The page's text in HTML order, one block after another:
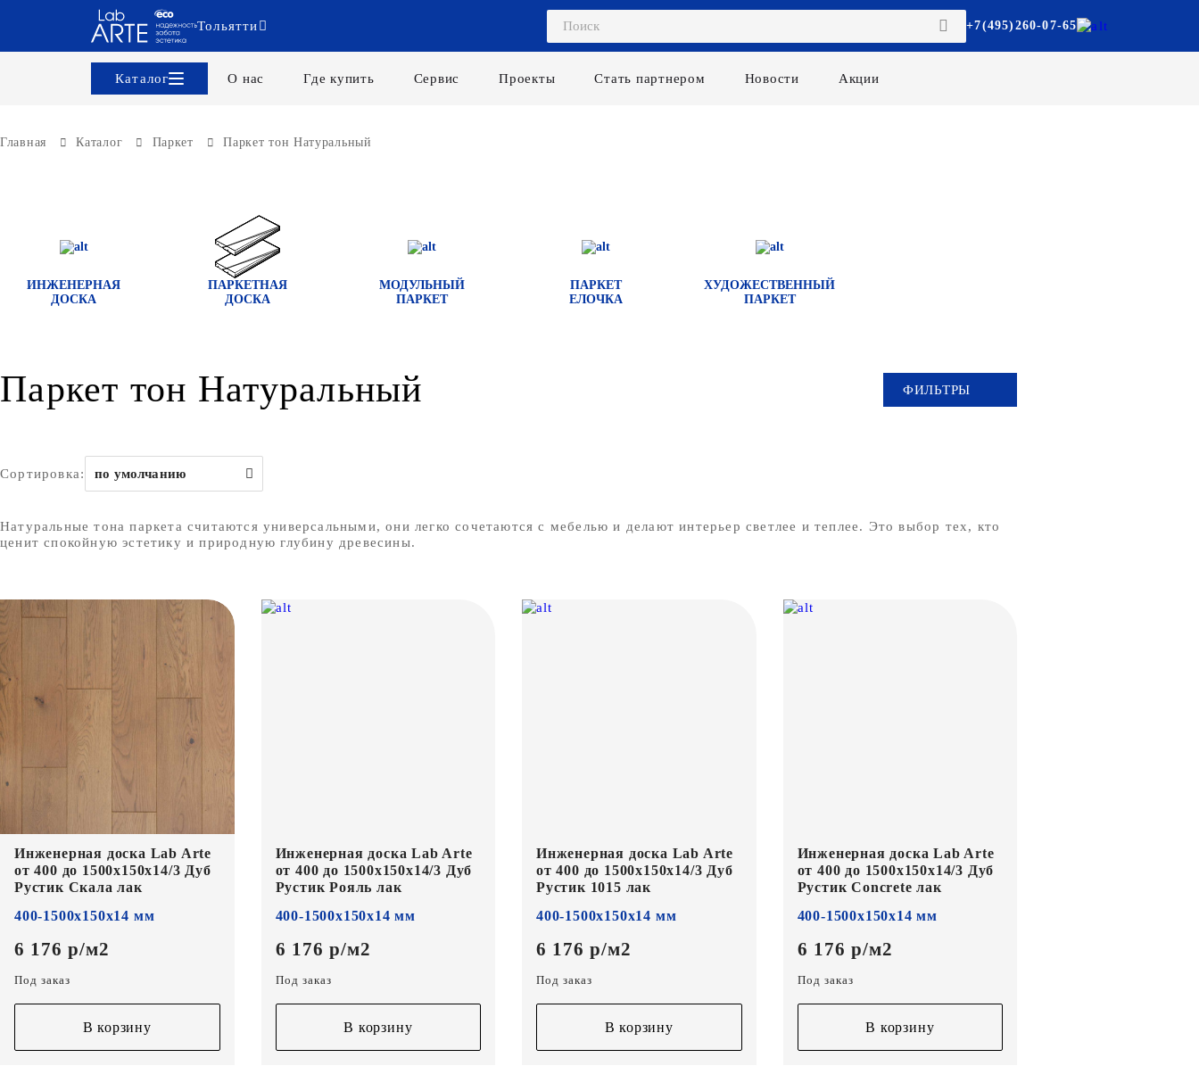
Тольятти +7(495)260-07-65
Каталог О нас Где купить Сервис Проекты Стать партнером Новости Акции
Главная Каталог Паркет Паркет тон Натуральный
ИНЖЕНЕРНАЯ
ДОСКА
ПАРКЕТНАЯ
ДОСКА
МОДУЛЬНЫЙ
ПАРКЕТ
ПАРКЕТ
ЕЛОЧКА
ХУДОЖЕСТВЕННЫЙ
ПАРКЕТ
Паркет тон Натуральный ФИЛЬТРЫ
Сортировка: по умолчанию
Натуральные тона паркета считаются универсальными, они легко сочетаются с мебелью и делают интерьер светлее и теплее. Это выбор тех, кто
ценит спокойную эстетику и природную глубину древесины.
Инженерная доска Lab Arte
от 400 до 1500х150х14/3 Дуб
Рустик Скала лак
400-1500х150х14 мм
6 176 р/м2
Под заказ
В корзину
Инженерная доска Lab Arte
от 400 до 1500х150х14/3 Дуб
Рустик Рояль лак
400-1500х150х14 мм
6 176 р/м2
Под заказ
В корзину
Инженерная доска Lab Arte
от 400 до 1500х150х14/3 Дуб
Рустик 1015 лак
400-1500х150х14 мм
6 176 р/м2
Под заказ
В корзину
Инженерная доска Lab Arte
от 400 до 1500х150х14/3 Дуб
Рустик Concrete лак
400-1500х150х14 мм
6 176 р/м2
Под заказ
В корзину